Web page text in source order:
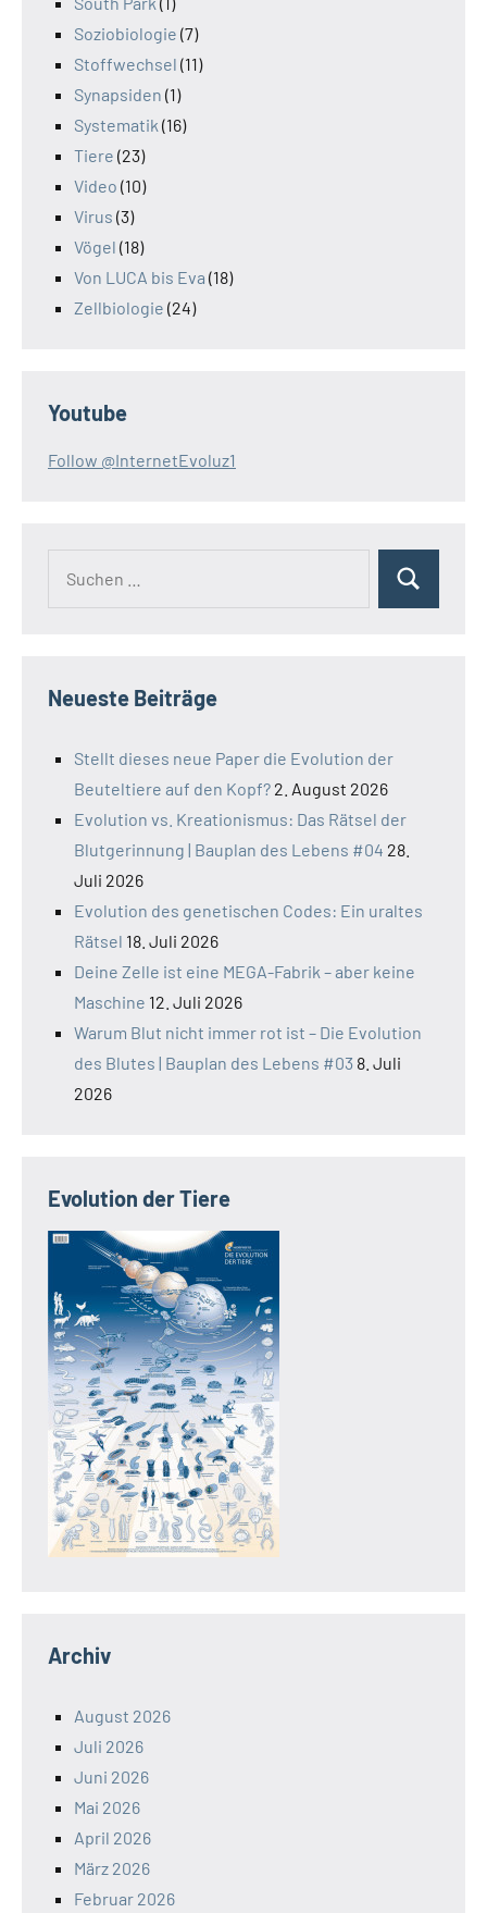
Soziobiologie (7)
Stoffwechsel (11)
Synapsiden (1)
Systematik (16)
Tiere (23)
Video (10)
Virus (3)
Vögel (18)
Von LUCA bis Eva (18)
Zellbiologie (24)
Youtube
Follow @InternetEvoluz1
Suchen
Neueste Beiträge
Stellt dieses neue Paper die Evolution der
Beuteltiere auf den Kopf? 2. August 2026
Evolution vs. Kreationismus: Das Rätsel der
Blutgerinnung | Bauplan des Lebens #04 28.
Juli 2026
Evolution des genetischen Codes: Ein uraltes
Rätsel 18. Juli 2026
Deine Zelle ist eine MEGA-Fabrik – aber keine
Maschine 12. Juli 2026
Warum Blut nicht immer rot ist – Die Evolution
des Blutes | Bauplan des Lebens #03 8. Juli
2026
Evolution der Tiere
Archiv
August 2026
Juli 2026
Juni 2026
Mai 2026
April 2026
März 2026
Februar 2026